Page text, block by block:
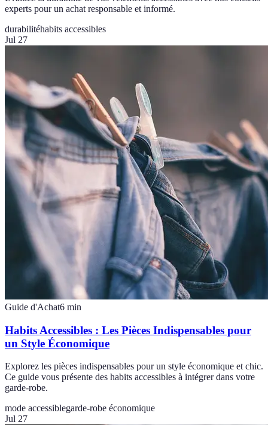
experts pour un achat responsable et informé.
durabilitéhabits accessibles
Jul 27
Guide d'Achat6 min
Habits Accessibles : Les Pièces Indispensables pour
un Style Économique
Explorez les pièces indispensables pour un style économique et chic.
Ce guide vous présente des habits accessibles à intégrer dans votre
garde-robe.
mode accessiblegarde-robe économique
Jul 27